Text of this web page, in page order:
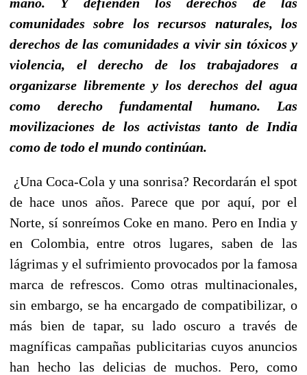
comunidades sobre los recursos naturales, los
derechos de las comunidades a vivir sin tóxicos y
violencia, el derecho de los trabajadores a
organizarse libremente y los derechos del agua
como derecho fundamental humano. Las
movilizaciones de los activistas tanto de India
como de todo el mundo continúan.
¿Una Coca-Cola y una sonrisa? Recordarán el spot
de hace unos años. Parece que por aquí, por el
Norte, sí sonreímos Coke en mano. Pero en India y
en Colombia, entre otros lugares, saben de las
lágrimas y el sufrimiento provocados por la famosa
marca de refrescos. Como otras multinacionales,
sin embargo, se ha encargado de compatibilizar, o
más bien de tapar, su lado oscuro a través de
magníficas campañas publicitarias cuyos anuncios
han hecho las delicias de muchos. Pero, como